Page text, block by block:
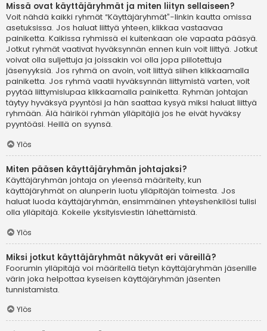
Missä ovat käyttäjäryhmät ja miten liityn sellaiseen?
Voit nähdä kaikki ryhmät “Käyttäjäryhmät”-linkin kautta omissa
asetuksissa. Jos haluat liittyä yhteen, klikkaa vastaavaa
painiketta. Kaikissa ryhmissä ei kuitenkaan ole vapaata pääsyä.
Jotkut ryhmät vaativat hyväksynnän ennen kuin voit liittyä. Jotkut
voivat olla suljettuja ja joissakin voi olla jopa piilotettuja
jäsenyyksiä. Jos ryhmä on avoin, voit liittyä siihen klikkaamalla
painiketta. Jos ryhmä vaatii hyväksynnän liittymistä varten, voit
pyytää liittymislupaa klikkaamalla painiketta. Ryhmän johtajan
täytyy hyväksyä pyyntösi ja hän saattaa kysyä miksi haluat liittyä
ryhmään. Älä häiriköi ryhmän ylläpitäjiä jos he eivät hyväksy
pyyntöäsi. Heillä on syynsä.
Ylös
Miten pääsen käyttäjäryhmän johtajaksi?
Käyttäjäryhmän johtaja on yleensä määritelty, kun
käyttäjäryhmät on alunperin luotu ylläpitäjän toimesta. Jos
haluat luoda käyttäjäryhmän, ensimmäinen yhteyshenkilösi tulisi
olla ylläpitäjä. Kokeile yksityisviestin lähettämistä.
Ylös
Miksi jotkut käyttäjäryhmät näkyvät eri väreillä?
Foorumin ylläpitäjä voi määritellä tietyn käyttäjäryhmän jäsenille
värin joka helpottaa kyseisen käyttäjäryhmän jäsenten
tunnistamista.
Ylös